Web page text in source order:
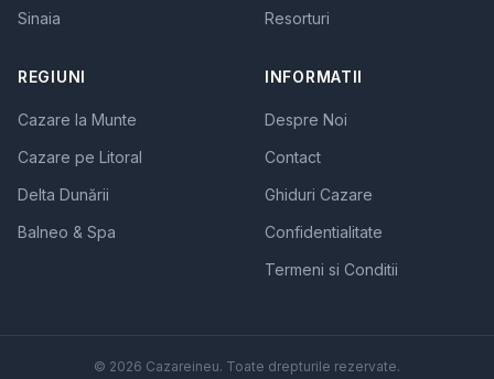
Sinaia
Resorturi
REGIUNI
Cazare la Munte
Cazare pe Litoral
Delta Dunării
Balneo & Spa
INFORMATII
Despre Noi
Contact
Ghiduri Cazare
Confidentialitate
Termeni si Conditii
© 2026 Cazareineu. Toate drepturile rezervate.